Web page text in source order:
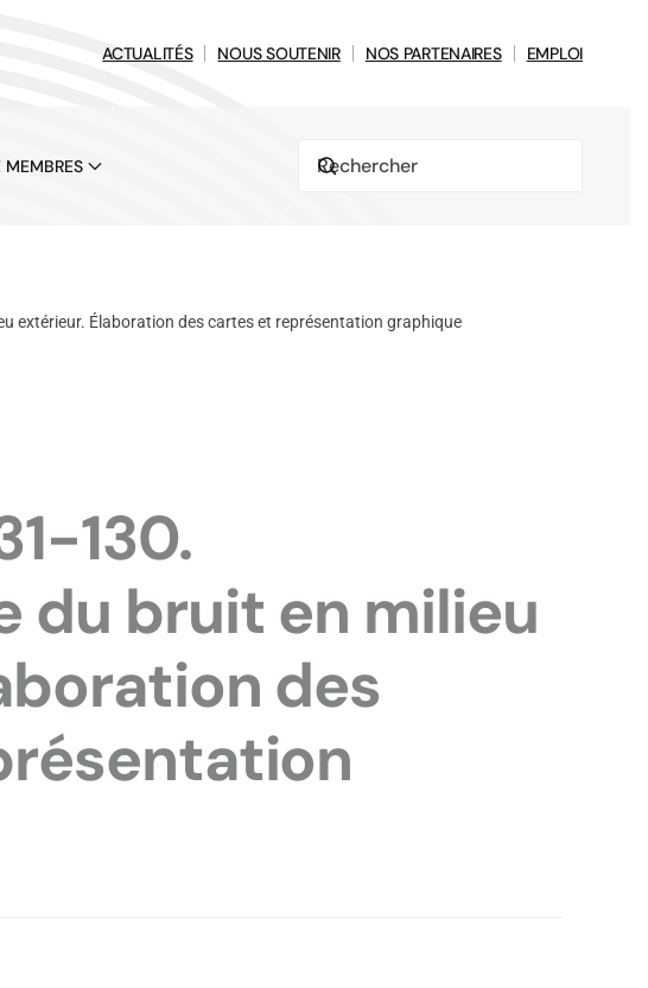
ACTUALITÉS NOUS SOUTENIR NOS PARTENAIRES EMPLOI
MEMBRES
extérieur. Élaboration des cartes et représentation graphique
130.
du bruit en milieu
des